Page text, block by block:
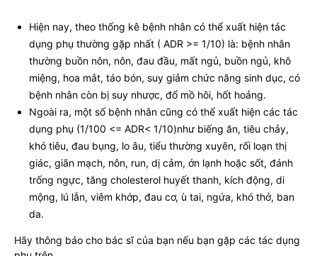
Hiện nay, theo thống kê bệnh nhân có thể xuất hiện tác
dụng phụ thường gặp nhất ( ADR >= 1/10) là: bệnh nhân
thường buồn nôn, nôn, đau đầu, mất ngủ, buồn ngủ, khô
miệng, hoa mắt, táo bón, suy giảm chức năng sinh dục, có
bệnh nhân còn bị suy nhược, đổ mồ hôi, hốt hoảng.
Ngoài ra, một số bệnh nhân cũng có thể xuất hiện các tác
dụng phụ (1/100 <= ADR< 1/10)như biếng ăn, tiêu chảy,
khó tiêu, đau bụng, lo âu, tiểu thường xuyên, rối loạn thị
giác, giãn mạch, nôn, run, dị cảm, ớn lạnh hoặc sốt, đánh
trống ngực, tăng cholesterol huyết thanh, kích động, di
mộng, lú lẫn, viêm khớp, đau cơ, ù tai, ngứa, khó thở, ban
da.
Hãy thông báo cho bác sĩ của bạn nếu bạn gặp các tác dụng